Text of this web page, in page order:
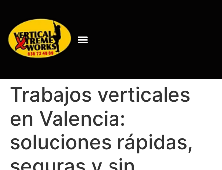
Trabajos verticales
en Valencia:
soluciones rápidas,